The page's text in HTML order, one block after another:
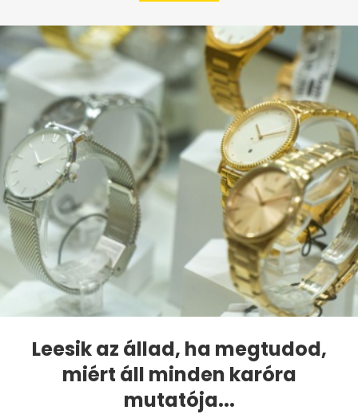
Leesik az állad, ha megtudod,
miért áll minden karóra
mutatója...